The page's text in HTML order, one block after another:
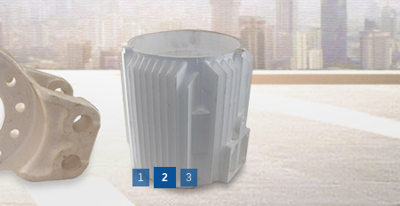
1 2 3